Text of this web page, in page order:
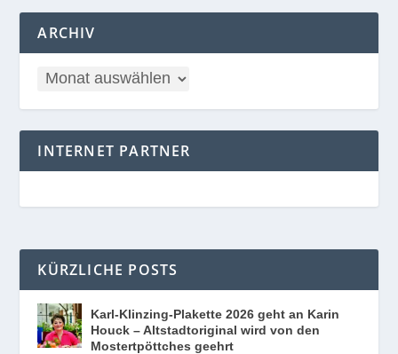
ARCHIV
INTERNET PARTNER
KÜRZLICHE POSTS
Karl-Klinzing-Plakette 2026 geht an Karin
Houck – Altstadtoriginal wird von den
Mostertpöttches geehrt